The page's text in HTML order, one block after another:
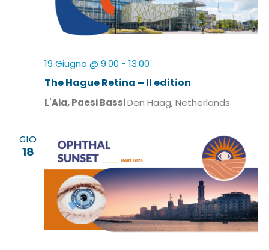
19 Giugno @ 9:00 - 13:00
The Hague Retina – II edition
L'Aia, Paesi BassiDen Haag, Netherlands
GIO
18